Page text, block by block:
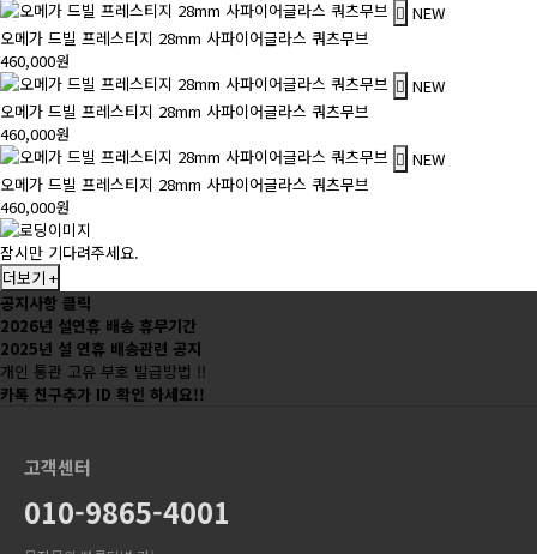
NEW
오메가 드빌 프레스티지 28mm 사파이어글라스 쿼츠무브
460,000원
NEW
오메가 드빌 프레스티지 28mm 사파이어글라스 쿼츠무브
460,000원
NEW
오메가 드빌 프레스티지 28mm 사파이어글라스 쿼츠무브
460,000원
잠시만 기다려주세요.
더보기 +
공지사항 클릭
2026년 설연휴 배송 휴무기간
2025년 설 연휴 배송관련 공지
개인 통관 고유 부호 발급방법 !!
카톡 친구추가 ID 확인 하세요!!
고객센터
010-9865-4001